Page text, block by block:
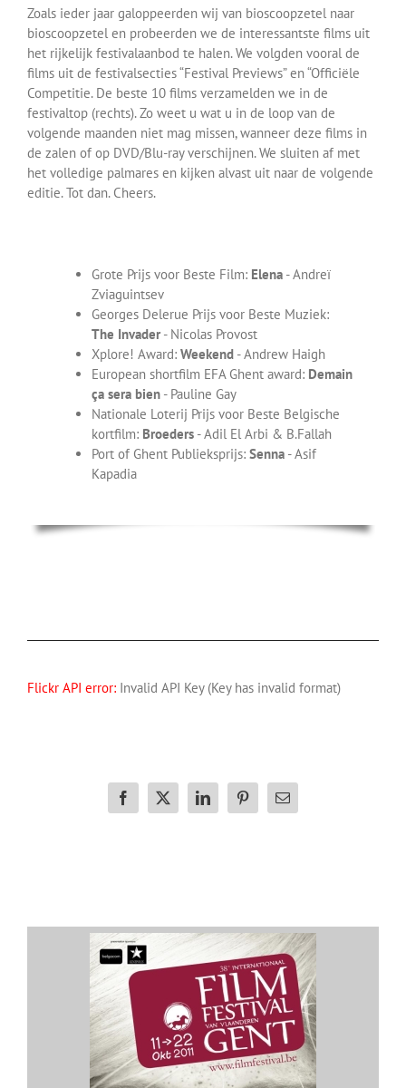
Zoals ieder jaar galoppeerden wij van bioscoopzetel naar
bioscoopzetel en probeerden we de interessantste films uit
het rijkelijk festivalaanbod te halen. We volgden vooral de
films uit de festivalsecties “Festival Previews” en “Officiële
Competitie. De beste 10 films verzamelden we in de
festivaltop (rechts). Zo weet u wat u in de loop van de
volgende maanden niet mag missen, wanneer deze films in
de zalen of op DVD/Blu-ray verschijnen. We sluiten af met
het volledige palmares en kijken alvast uit naar de volgende
editie. Tot dan. Cheers.
Grote Prijs voor Beste Film: Elena - Andreï
Zviaguintsev
Georges Delerue Prijs voor Beste Muziek:
The Invader - Nicolas Provost
Xplore! Award: Weekend - Andrew Haigh
European shortfilm EFA Ghent award: Demain
ça sera bien - Pauline Gay
Nationale Loterij Prijs voor Beste Belgische
kortfilm: Broeders - Adil El Arbi & B.Fallah
Port of Ghent Publieksprijs: Senna - Asif
Kapadia
Flickr API error: Invalid API Key (Key has invalid format)
Facebook
X LinkedInPinterest
E-
mail